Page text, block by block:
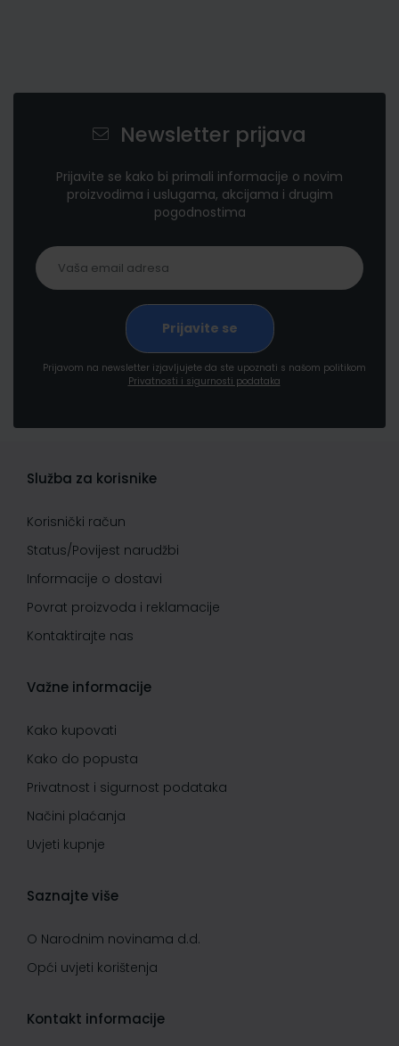
Newsletter prijava
Prijavite se kako bi primali informacije o novim
proizvodima i uslugama, akcijama i drugim
pogodnostima
Prijavom na newsletter izjavljujete da ste upoznati s našom politikom
Privatnosti i sigurnosti podataka
Služba za korisnike
Korisnički račun
Status/Povijest narudžbi
Informacije o dostavi
Povrat proizvoda i reklamacije
Kontaktirajte nas
Važne informacije
Kako kupovati
Kako do popusta
Privatnost i sigurnost podataka
Načini plaćanja
Uvjeti kupnje
Saznajte više
O Narodnim novinama d.d.
Opći uvjeti korištenja
Kontakt informacije